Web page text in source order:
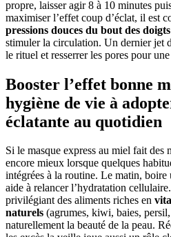
propre, laisser agir 8 à 10 minutes
maximiser l’effet coup d’éclat, il est
pressions douces du bout des doigts
stimuler la circulation. Un dernier jet
le rituel et resserrer les pores pour
Booster l’effet bonne
hygiène de vie à
éclatante au quotidien
Si le masque express au miel fait des
encore mieux lorsque quelques
intégrées à la routine. Le matin, boire
aide à relancer l’hydratation
privilégiant des aliments riches en
naturels (agrumes, kiwi, baies,
naturellement la beauté de la peau.